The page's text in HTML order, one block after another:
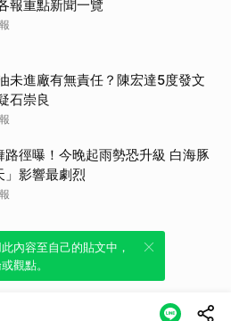
報重點新聞一覽
未進廠有無責任？陳宏達5度發文
石崇良
路徑曝！今晚起雨勢恐升級 白海豚
」影響最劇烈
容，透過發布貼
內容至自己的貼文中，
觀點。